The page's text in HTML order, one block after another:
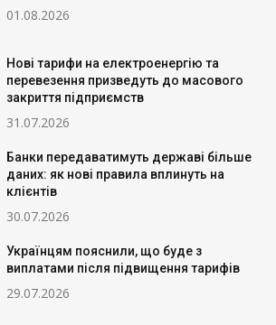
01.08.2026
Нові тарифи на електроенергію та
перевезення призведуть до масового
закриття підприємств
31.07.2026
Банки передаватимуть державі більше
даних: як нові правила вплинуть на
клієнтів
30.07.2026
Українцям пояснили, що буде з
виплатами після підвищення тарифів
29.07.2026